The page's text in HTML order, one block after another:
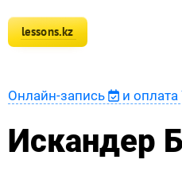
lessons.kz
+7 777 150 51 51
Математика
Информатика
Онлайн-запись и оплата
Искандер